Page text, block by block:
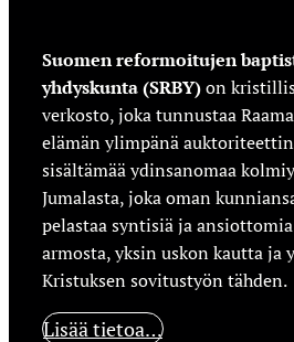
Suomen reformoitujen
yhdyskunta (SRBY)on
verkosto, joka tunnustaa
elämän ylimpänä
sisältämää ydinsanomaa
Jumalasta, joka oman
pelastaa syntisiä ja
armosta, yksin uskon kautta ja
Kristuksen sovitustyön tähden.
Lisää tietoa…